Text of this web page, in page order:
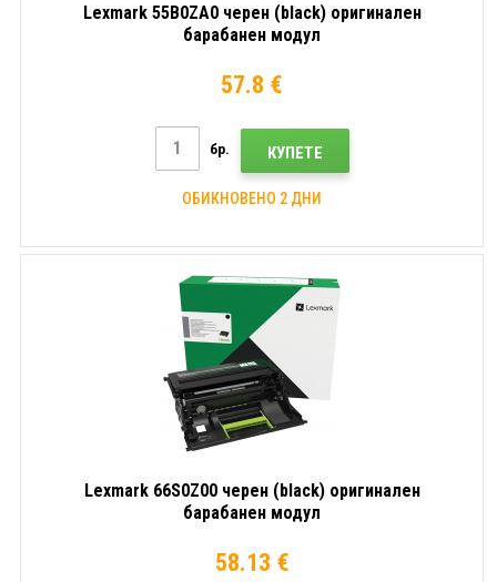
Lexmark 55B0ZA0 черен (black) оригинален
барабанен модул
57.8 €
бр. КУПЕТЕ
ОБИКНОВЕНО 2 ДНИ
Lexmark 66S0Z00 черен (black) оригинален
барабанен модул
58.13 €